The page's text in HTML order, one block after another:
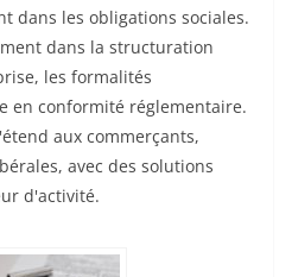
dans les obligations sociales.
dans la structuration
les formalités
en conformité réglementaire.
aux commerçants,
avec des solutions
d'activité.